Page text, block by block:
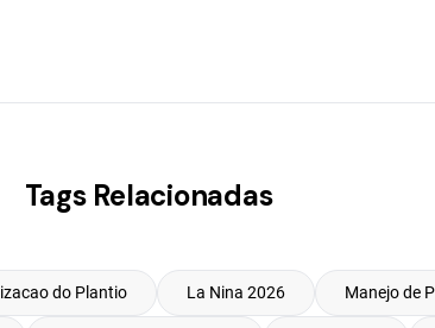
Tags Relacionadas
do Plantio La Nina 2026 Manejo de